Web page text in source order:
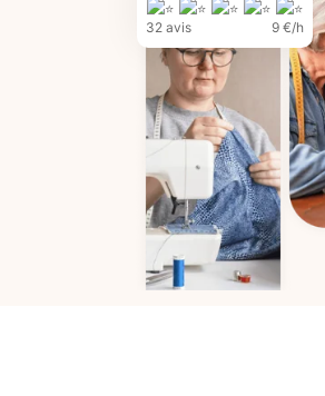
32 avis 9 €/h